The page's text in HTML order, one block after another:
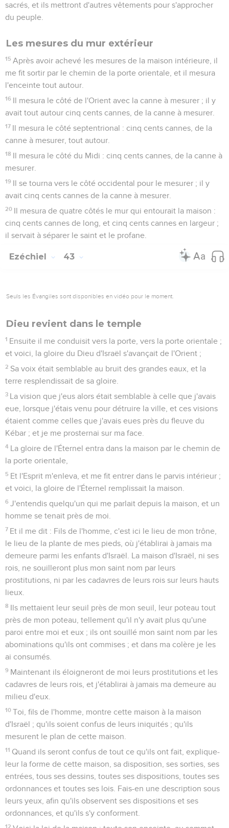
sacrés, et ils mettront d'autres vêtements pour s'approcher
du peuple.
Les mesures du mur extérieur
15 Après avoir achevé les mesures de la maison intérieure, il
me fit sortir par le chemin de la porte orientale, et il mesura
l'enceinte tout autour.
16 Il mesura le côté de l'Orient avec la canne à mesurer ; il y
avait tout autour cinq cents cannes, de la canne à mesurer.
17 Il mesura le côté septentrional : cinq cents cannes, de la
canne à mesurer, tout autour.
18 Il mesura le côté du Midi : cinq cents cannes, de la canne à
mesurer.
19 Il se tourna vers le côté occidental pour le mesurer ; il y
avait cinq cents cannes de la canne à mesurer.
20 Il mesura de quatre côtés le mur qui entourait la maison :
cinq cents cannes de long, et cinq cents cannes en largeur ;
il servait à séparer le saint et le profane.
Ezéchiel 43
Seuls les Évangiles sont disponibles en vidéo pour le moment.
Dieu revient dans le temple
1 Ensuite il me conduisit vers la porte, vers la porte orientale ;
et voici, la gloire du Dieu d'Israël s'avançait de l'Orient ;
2 Sa voix était semblable au bruit des grandes eaux, et la
terre resplendissait de sa gloire.
3 La vision que j'eus alors était semblable à celle que j'avais
eue, lorsque j'étais venu pour détruire la ville, et ces visions
étaient comme celles que j'avais eues près du fleuve du
Kébar ; et je me prosternai sur ma face.
4 La gloire de l'Éternel entra dans la maison par le chemin de
la porte orientale,
5 Et l'Esprit m'enleva, et me fit entrer dans le parvis intérieur ;
et voici, la gloire de l'Éternel remplissait la maison.
6 J'entendis quelqu'un qui me parlait depuis la maison, et un
homme se tenait près de moi.
7 Et il me dit : Fils de l'homme, c'est ici le lieu de mon trône,
le lieu de la plante de mes pieds, où j'établirai à jamais ma
demeure parmi les enfants d'Israël. La maison d'Israël, ni ses
rois, ne souilleront plus mon saint nom par leurs
prostitutions, ni par les cadavres de leurs rois sur leurs hauts
lieux.
8 Ils mettaient leur seuil près de mon seuil, leur poteau tout
près de mon poteau, tellement qu'il n'y avait plus qu'une
paroi entre moi et eux ; ils ont souillé mon saint nom par les
abominations qu'ils ont commises ; et dans ma colère je les
ai consumés.
9 Maintenant ils éloigneront de moi leurs prostitutions et les
cadavres de leurs rois, et j'établirai à jamais ma demeure au
milieu d'eux.
10 Toi, fils de l'homme, montre cette maison à la maison
d'Israël ; qu'ils soient confus de leurs iniquités ; qu'ils
mesurent le plan de cette maison.
11 Quand ils seront confus de tout ce qu'ils ont fait, explique-
leur la forme de cette maison, sa disposition, ses sorties, ses
entrées, tous ses dessins, toutes ses dispositions, toutes ses
ordonnances et toutes ses lois. Fais-en une description sous
leurs yeux, afin qu'ils observent ses dispositions et ses
ordonnances, et qu'ils s'y conforment.
12